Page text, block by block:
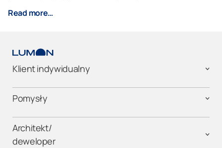
Read more…
Klient indywidualny
Pomysły
Architekt/
deweloper